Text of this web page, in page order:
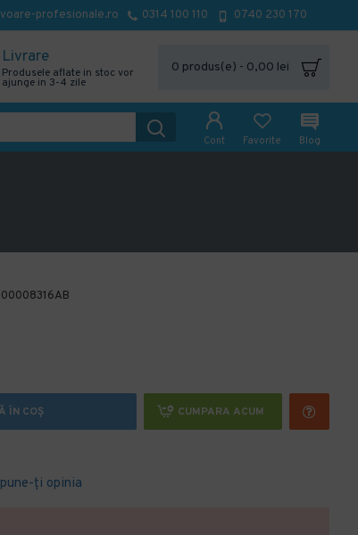
profesionale.ro 0314 100 110 0740 230 170
Livrare
Produsele aflate in stoc vor
ajunge in 3-4 zile
0 produs(e) - 0,00 lei
Cont Favorite Blog
00008316AB
ţi opinia
ÎN COŞ CUMPARA ACUM